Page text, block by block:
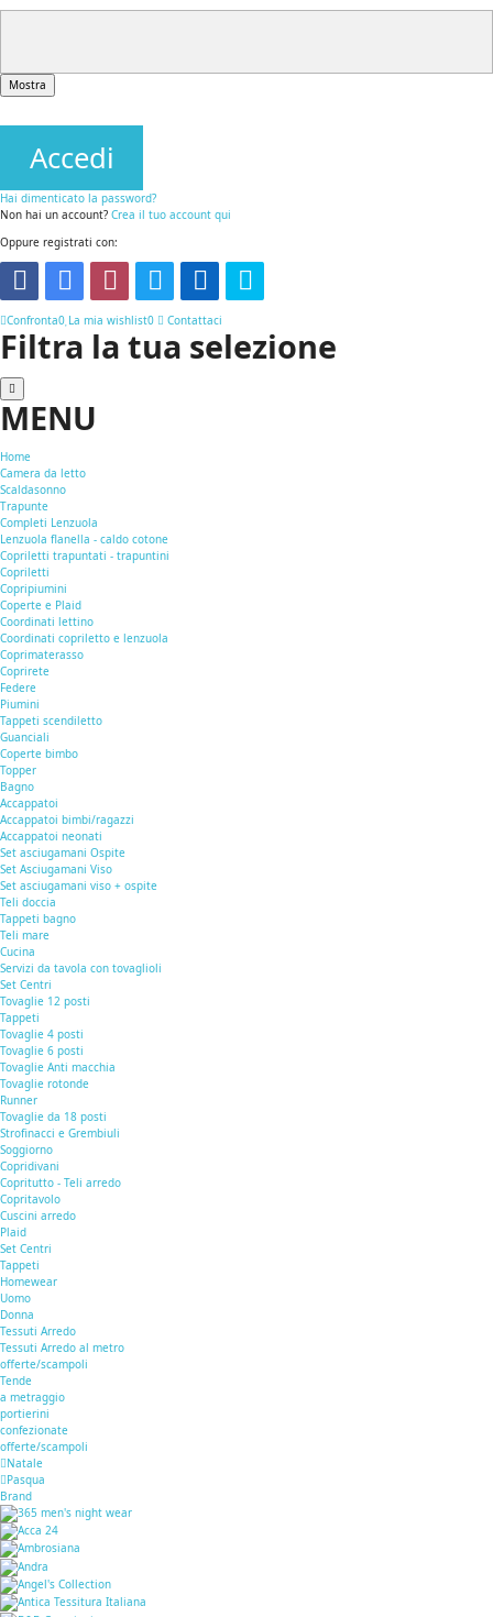
Mostra
Accedi
Hai dimenticato la password?
Non hai un account? Crea il tuo account qui
Oppure registrati con:
Confronta0 La mia wishlist0 Contattaci
Filtra la tua selezione
MENU
Home
Camera da letto
Scaldasonno
Trapunte
Completi Lenzuola
Lenzuola flanella - caldo cotone
Copriletti trapuntati - trapuntini
Copriletti
Copripiumini
Coperte e Plaid
Coordinati lettino
Coordinati copriletto e lenzuola
Coprimaterasso
Coprirete
Federe
Piumini
Tappeti scendiletto
Guanciali
Coperte bimbo
Topper
Bagno
Accappatoi
Accappatoi bimbi/ragazzi
Accappatoi neonati
Set asciugamani Ospite
Set Asciugamani Viso
Set asciugamani viso + ospite
Teli doccia
Tappeti bagno
Teli mare
Cucina
Servizi da tavola con tovaglioli
Set Centri
Tovaglie 12 posti
Tappeti
Tovaglie 4 posti
Tovaglie 6 posti
Tovaglie Anti macchia
Tovaglie rotonde
Runner
Tovaglie da 18 posti
Strofinacci e Grembiuli
Soggiorno
Copridivani
Copritutto - Teli arredo
Copritavolo
Cuscini arredo
Plaid
Set Centri
Tappeti
Homewear
Uomo
Donna
Tessuti Arredo
Tessuti Arredo al metro
offerte/scampoli
Tende
a metraggio
portierini
confezionate
offerte/scampoli
Natale
Pasqua
Brand